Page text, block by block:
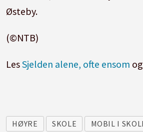
Østeby.
(©NTB)
LesSjelden alene, ofte ensom
HØYRE SKOLE
MOBIL I